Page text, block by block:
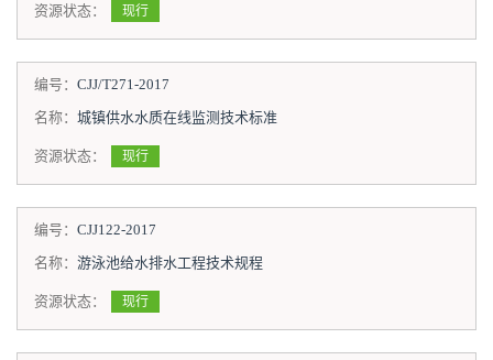
资源状态： 现行
编号： CJJ/T271-2017
名称： 城镇供水水质在线监测技术标准
资源状态： 现行
编号： CJJ122-2017
名称： 游泳池给水排水工程技术规程
资源状态： 现行